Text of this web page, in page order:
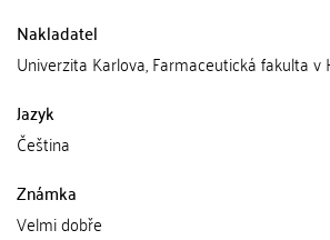
Nakladatel
Univerzita Karlova, Farmaceutická fakulta v
Jazyk
Čeština
Známka
Velmi dobře